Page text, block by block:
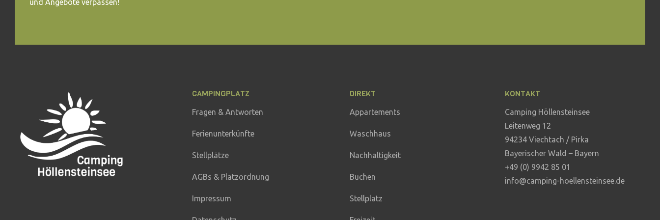
und Angebote verpassen!
CAMPINGPLATZ
Fragen & Antworten
Ferienunterkünfte
Stellplätze
AGBs & Platzordnung
Impressum
DIREKT
Appartements
Waschhaus
Nachhaltigkeit
Buchen
Stellplatz
KONTAKT
Camping Höllensteinsee
Leitenweg 12
94234 Viechtach / Pirka
Bayerischer Wald – Bayern
+49 (0) 9942 85 01
info@camping-hoellensteinsee.de